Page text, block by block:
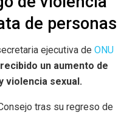
de personas
ejecutiva de ONU
un aumento de
violencia sexual.
tras su regreso de